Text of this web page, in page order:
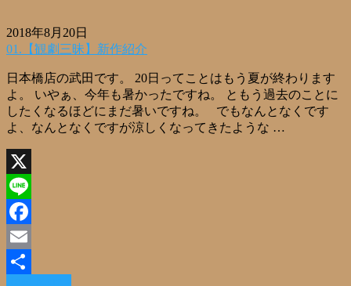
2018年8月20日
01.【観劇三昧】新作紹介
日本橋店の武田です。 20日ってことはもう夏が終わります
よ。 いやぁ、今年も暑かったですね。 ともう過去のことに
したくなるほどにまだ暑いですね。 でもなんとなくです
よ、なんとなくですが涼しくなってきたような …
X
Line
Facebook
Email